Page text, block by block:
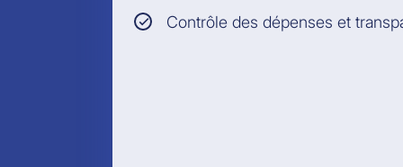
Contrôle des dépenses et